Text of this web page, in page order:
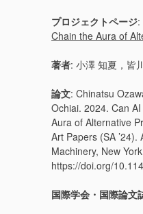
プロジェクトページ:
Chain the Aura of
著者: 小澤 知夏，皆
論文: Chinatsu
Ochiai. 2024. Can
Aura of Alternative
Art Papers (SA
Machinery, New
https://doi.org/
国際学会・国際論文